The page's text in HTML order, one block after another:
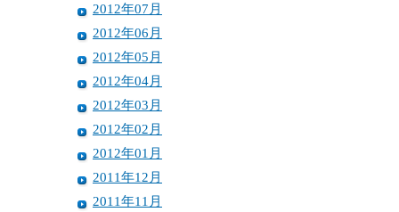
2012年07月
2012年06月
2012年05月
2012年04月
2012年03月
2012年02月
2012年01月
2011年12月
2011年11月